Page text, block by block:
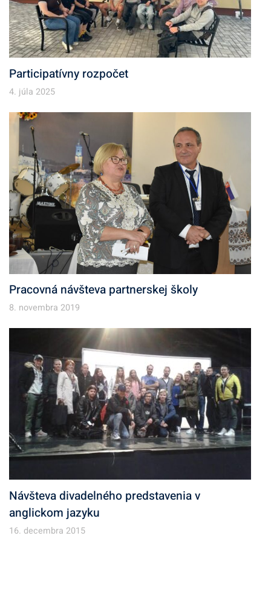
Participatívny rozpočet
4. júla 2025
Pracovná návšteva partnerskej školy
8. novembra 2019
Návšteva divadelného predstavenia v
anglickom jazyku
16. decembra 2015